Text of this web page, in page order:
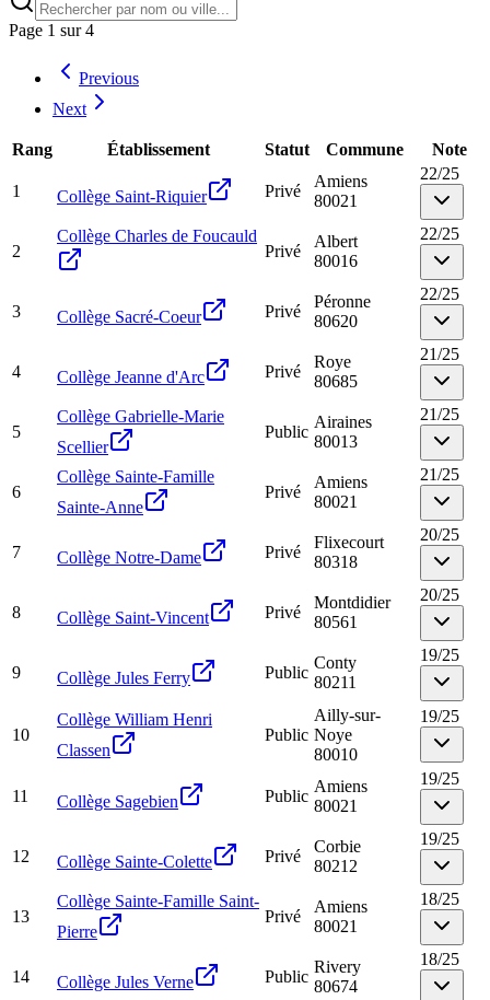
Page 1 sur4
Previous
Next
Rang Établissement Statut Commune Note
1 Collège Saint-Riquier Privé
Amiens
80021
22/25
2
Collège Charles de Foucauld
Privé
Albert
80016
22/25
3 Collège Sacré-Coeur Privé
Péronne
80620
22/25
4 Collège Jeanne d'Arc Privé
Roye
80685
21/25
5
Collège Gabrielle-Marie
Scellier
Public
Airaines
80013
21/25
6
Collège Sainte-Famille
Sainte-Anne
Privé
Amiens
80021
21/25
7 Collège Notre-Dame Privé
Flixecourt
80318
20/25
8 Collège Saint-Vincent Privé
Montdidier
80561
20/25
9 Collège Jules Ferry Public
Conty
80211
19/25
10
Collège William Henri
Classen
Public
Ailly-sur-
Noye
80010
19/25
11 Collège Sagebien Public
Amiens
80021
19/25
12 Collège Sainte-Colette Privé
Corbie
80212
19/25
13
Collège Sainte-Famille Saint-
Pierre
Privé
Amiens
80021
18/25
14 Collège Jules Verne Public
Rivery
80674
18/25